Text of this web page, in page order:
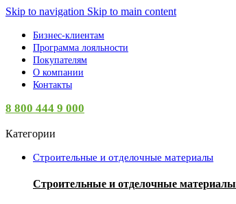
Skip to navigation Skip to main content
Бизнес-клиентам
Программа лояльности
Покупателям
О компании
Контакты
8 800 444 9 000
Категории
Строительные и отделочные материалы
Строительные и отделочные материалы